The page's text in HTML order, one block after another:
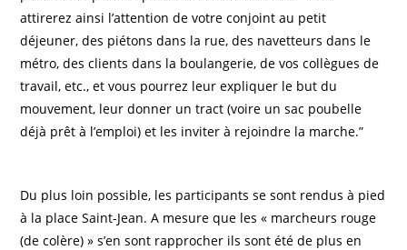
attirerez ainsi l’attention de votre conjoint au petit
déjeuner, des piétons dans la rue, des navetteurs dans le
métro, des clients dans la boulangerie, de vos collègues de
travail, etc., et vous pourrez leur expliquer le but du
mouvement, leur donner un tract (voire un sac poubelle
déjà prêt à l’emploi) et les inviter à rejoindre la marche.”
Du plus loin possible, les participants se sont rendus à pied
à la place Saint-Jean. A mesure que les « marcheurs rouge
(de colère) » s’en sont rapprocher ils sont été de plus en